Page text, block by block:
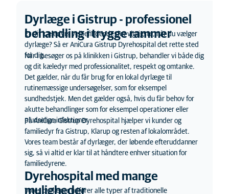
Dyrlæge i Gistrup - professionel
behandling i trygge rammer
Er dit kæledyrs velbefindende det vigtigste, når du vælger
dyrlæge? Så er AniCura Gistrup Dyrehospital det rette sted
for dig.
Når I besøger os på klinikken i Gistrup, behandler vi både dig
og dit kæledyr med professionalitet, respekt og omtanke.
Det gælder, når du får brug for en lokal dyrlæge til
rutinemæssige undersøgelser, som for eksempel
sundhedstjek. Men det gælder også, hvis du får behov for
akutte behandlinger som for eksempel operationer eller
pludselige infektioner.
PåAniCuraGistrup Dyrehospital hjælper vi kunder og
familiedyr fra Gistrup, Klarup og resten af lokalområdet.
Vores team består af dyrlæger, der løbende efteruddanner
sig, så vi altid er klar til at håndtere enhver situation for
familiedyrene.
Dyrehospital med mange
muligheder
Vores dyrlægerudfører alle typer af traditionelle